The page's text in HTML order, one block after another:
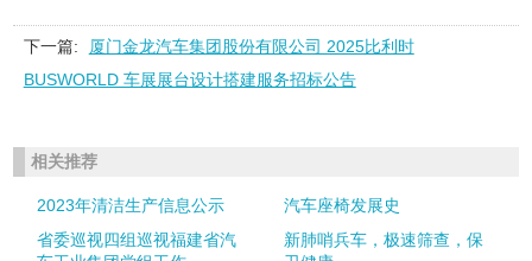
下一篇:
厦门金龙汽车集团股份有限公司 2025比利时
BUSWORLD 车展展台设计搭建服务招标公告
相关推荐
2023年清洁生产信息公示
汽车座椅发展史
省委巡视四组巡视福建省汽
新肺哨兵车，极速筛查，保